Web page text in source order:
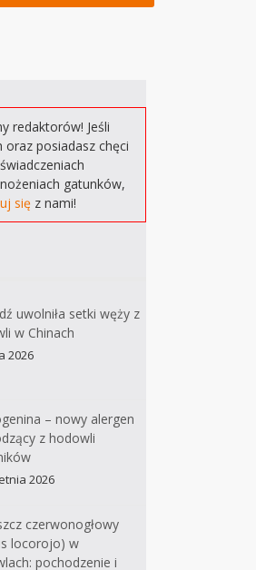
redaktorów! Jeśli
oraz posiadasz chęci
gatunków,
się z nami!
uwolniła setki węży z
w Chinach
2026
– nowy alergen
z hodowli
2026
czerwonogłowy
locorojo) w
pochodzenie i